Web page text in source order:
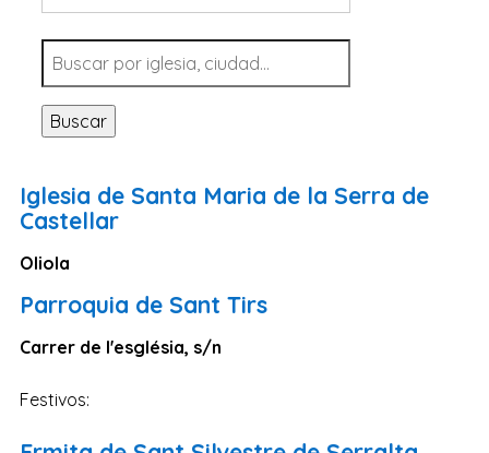
Tarragona
Navarra
Valladolid
Sevilla
Santa Cruz de Tenerife
Las Palmas
Málaga
Alicante
Buscar
Iglesia de Santa Maria de la Serra de
Castellar
Oliola
Parroquia de Sant Tirs
Carrer de l'església, s/n
Festivos: